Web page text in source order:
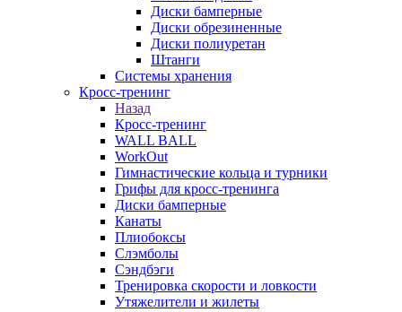
Диски бамперные
Диски обрезиненные
Диски полиуретан
Штанги
Системы хранения
Кросс-тренинг
Назад
Кросс-тренинг
WALL BALL
WorkOut
Гимнастические кольца и турники
Грифы для кросс-тренинга
Диски бамперные
Канаты
Плиобоксы
Слэмболы
Сэндбэги
Тренировка скорости и ловкости
Утяжелители и жилеты